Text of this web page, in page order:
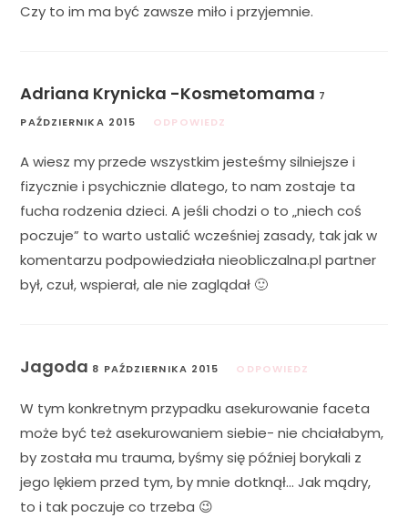
Czy to im ma być zawsze miło i przyjemnie.
Adriana Krynicka -Kosmetomama 7
PAŹDZIERNIKA 2015
ODPOWIEDZ
A wiesz my przede wszystkim jesteśmy silniejsze i
fizycznie i psychicznie dlatego, to nam zostaje ta
fucha rodzenia dzieci. A jeśli chodzi o to „niech coś
poczuje” to warto ustalić wcześniej zasady, tak jak w
komentarzu podpowiedziała nieobliczalna.pl partner
był, czuł, wspierał, ale nie zaglądał 🙂
Jagoda 8 PAŹDZIERNIKA 2015 ODPOWIEDZ
W tym konkretnym przypadku asekurowanie faceta
może być też asekurowaniem siebie- nie chciałabym,
by została mu trauma, byśmy się później borykali z
jego lękiem przed tym, by mnie dotknął… Jak mądry,
to i tak poczuje co trzeba 😉